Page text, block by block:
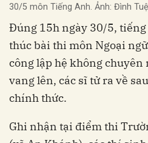
30/5 môn Tiếng Anh. Ảnh: Đình
Đúng 15h ngày 30/5,
thúc bài thi môn Ngoại
công lập hệ không chuyên
vang lên, các sĩ tử ra về
chính thức.
Ghi nhận tại điểm thi